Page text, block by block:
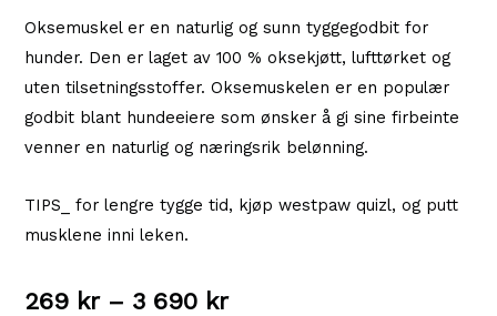
Oksemuskel er en naturlig og sunn tyggegodbit for
hunder. Den er laget av 100 % oksekjøtt, lufttørket og
uten tilsetningsstoffer. Oksemuskelen er en populær
godbit blant hundeeiere som ønsker å gi sine firbeinte
venner en naturlig og næringsrik belønning.
TIPS_ for lengre tygge tid, kjøp westpaw quizl, og putt
musklene inni leken.
269 kr – 3 690 krPrisområde: